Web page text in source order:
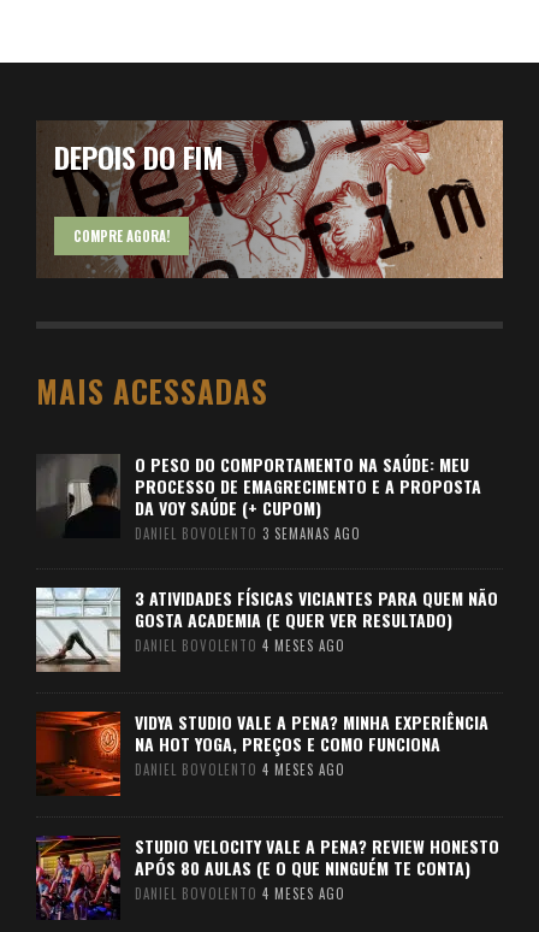
DEPOIS DO FIM
COMPRE AGORA!
MAIS ACESSADAS
O PESO DO COMPORTAMENTO NA SAÚDE: MEU
PROCESSO DE EMAGRECIMENTO E A PROPOSTA
DA VOY SAÚDE (+ CUPOM)
DANIEL BOVOLENTO 3 SEMANAS AGO
3 ATIVIDADES FÍSICAS VICIANTES PARA QUEM NÃO
GOSTA ACADEMIA (E QUER VER RESULTADO)
DANIEL BOVOLENTO 4 MESES AGO
VIDYA STUDIO VALE A PENA? MINHA EXPERIÊNCIA
NA HOT YOGA, PREÇOS E COMO FUNCIONA
DANIEL BOVOLENTO 4 MESES AGO
STUDIO VELOCITY VALE A PENA? REVIEW HONESTO
APÓS 80 AULAS (E O QUE NINGUÉM TE CONTA)
DANIEL BOVOLENTO 4 MESES AGO